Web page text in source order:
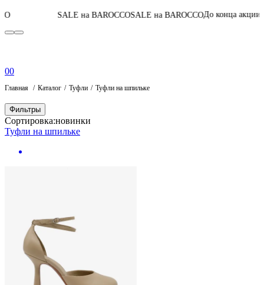
SALE на BAROCCOSALE на BAROCCOДо конца акции06:14:05:13
00
Главная Каталог Туфли Туфли на шпильке
Фильтры
Сортировка:новинки
Туфли на шпильке